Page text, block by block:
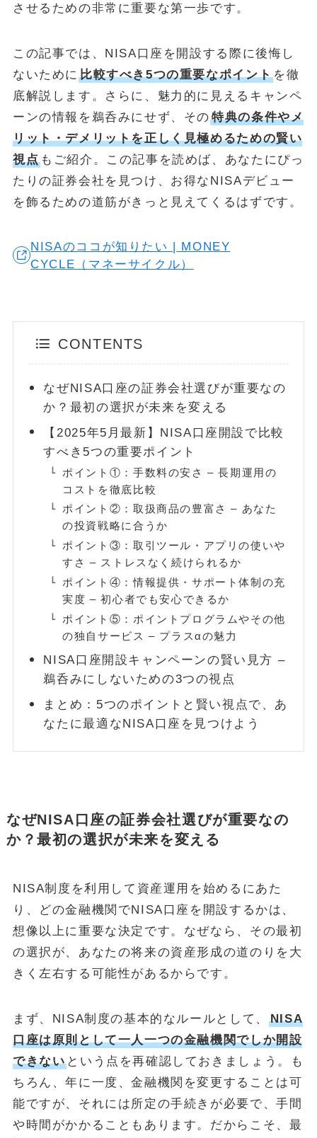
る活用術
POPULAR
【失敗しない】FIRE達成に必要な金額はいくら？リアルな目標額
と「4%ルール」の落とし穴を解説
新NISA【月10万・20万・30万積立】20年後の資産額シミュレー
June 23, 2025 お金
【2025年最新版】「103万円の壁」は「160万円の壁」へ！どう
MONEY CYCLEについて
させるための非常に重要な第一歩です。
この記事では、NISA口座を開設する際に後悔し
ないために 比較すべき5つの重要なポイント を徹
底解説します。さらに、魅力的に見えるキャンペ
ーンの情報を鵜呑みにせず、その特典の条件やメ
リット・デメリットを正しく見極めるための賢い
視点 もご紹介。この記事を読めば、あなたにぴっ
たりの証券会社を見つけ、お得なNISAデビュー
を飾るための道筋がきっと見えてくるはずです。
NISAのココが知りたい | MONEY
CYCLE（マネーサイクル）
CONTENTS
なぜNISA口座の証券会社選びが重要なの
か？最初の選択が未来を変える
【2025年5月最新】NISA口座開設で比較
すべき5つの重要ポイント
ポイント①：手数料の安さ – 長期運用の
コストを徹底比較
ポイント②：取扱商品の豊富さ – あなた
の投資戦略に合うか
ポイント③：取引ツール・アプリの使いや
すさ – ストレスなく続けられるか
ポイント④：情報提供・サポート体制の充
実度 – 初心者でも安心できるか
ポイント⑤：ポイントプログラムやその他
の独自サービス – プラスαの魅力
NISA口座開設キャンペーンの賢い見方 –
鵜呑みにしないための3つの視点
まとめ：5つのポイントと賢い視点で、あ
なたに最適なNISA口座を見つけよう
なぜNISA口座の証券会社選びが重要なの
か？最初の選択が未来を変える
NISA制度を利用して資産運用を始めるにあた
り、どの金融機関でNISA口座を開設するかは、
想像以上に重要な決定です。なぜなら、その最初
の選択が、あなたの将来の資産形成の道のりを大
きく左右する可能性があるからです。
まず、NISA制度の基本的なルールとして、
NISA
口座は原則として一人一つの金融機関でしか開設
できない という点を再確認しておきましょう。も
ちろん、年に一度、金融機関を変更することは可
能ですが、それには所定の手続きが必要で、手間
や時間がかかることもあります。だからこそ、最